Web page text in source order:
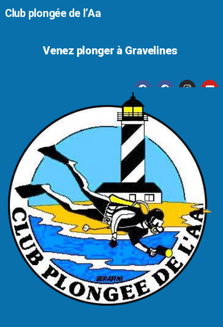
Club plongée de l’Aa
Venez plonger à Gravelines